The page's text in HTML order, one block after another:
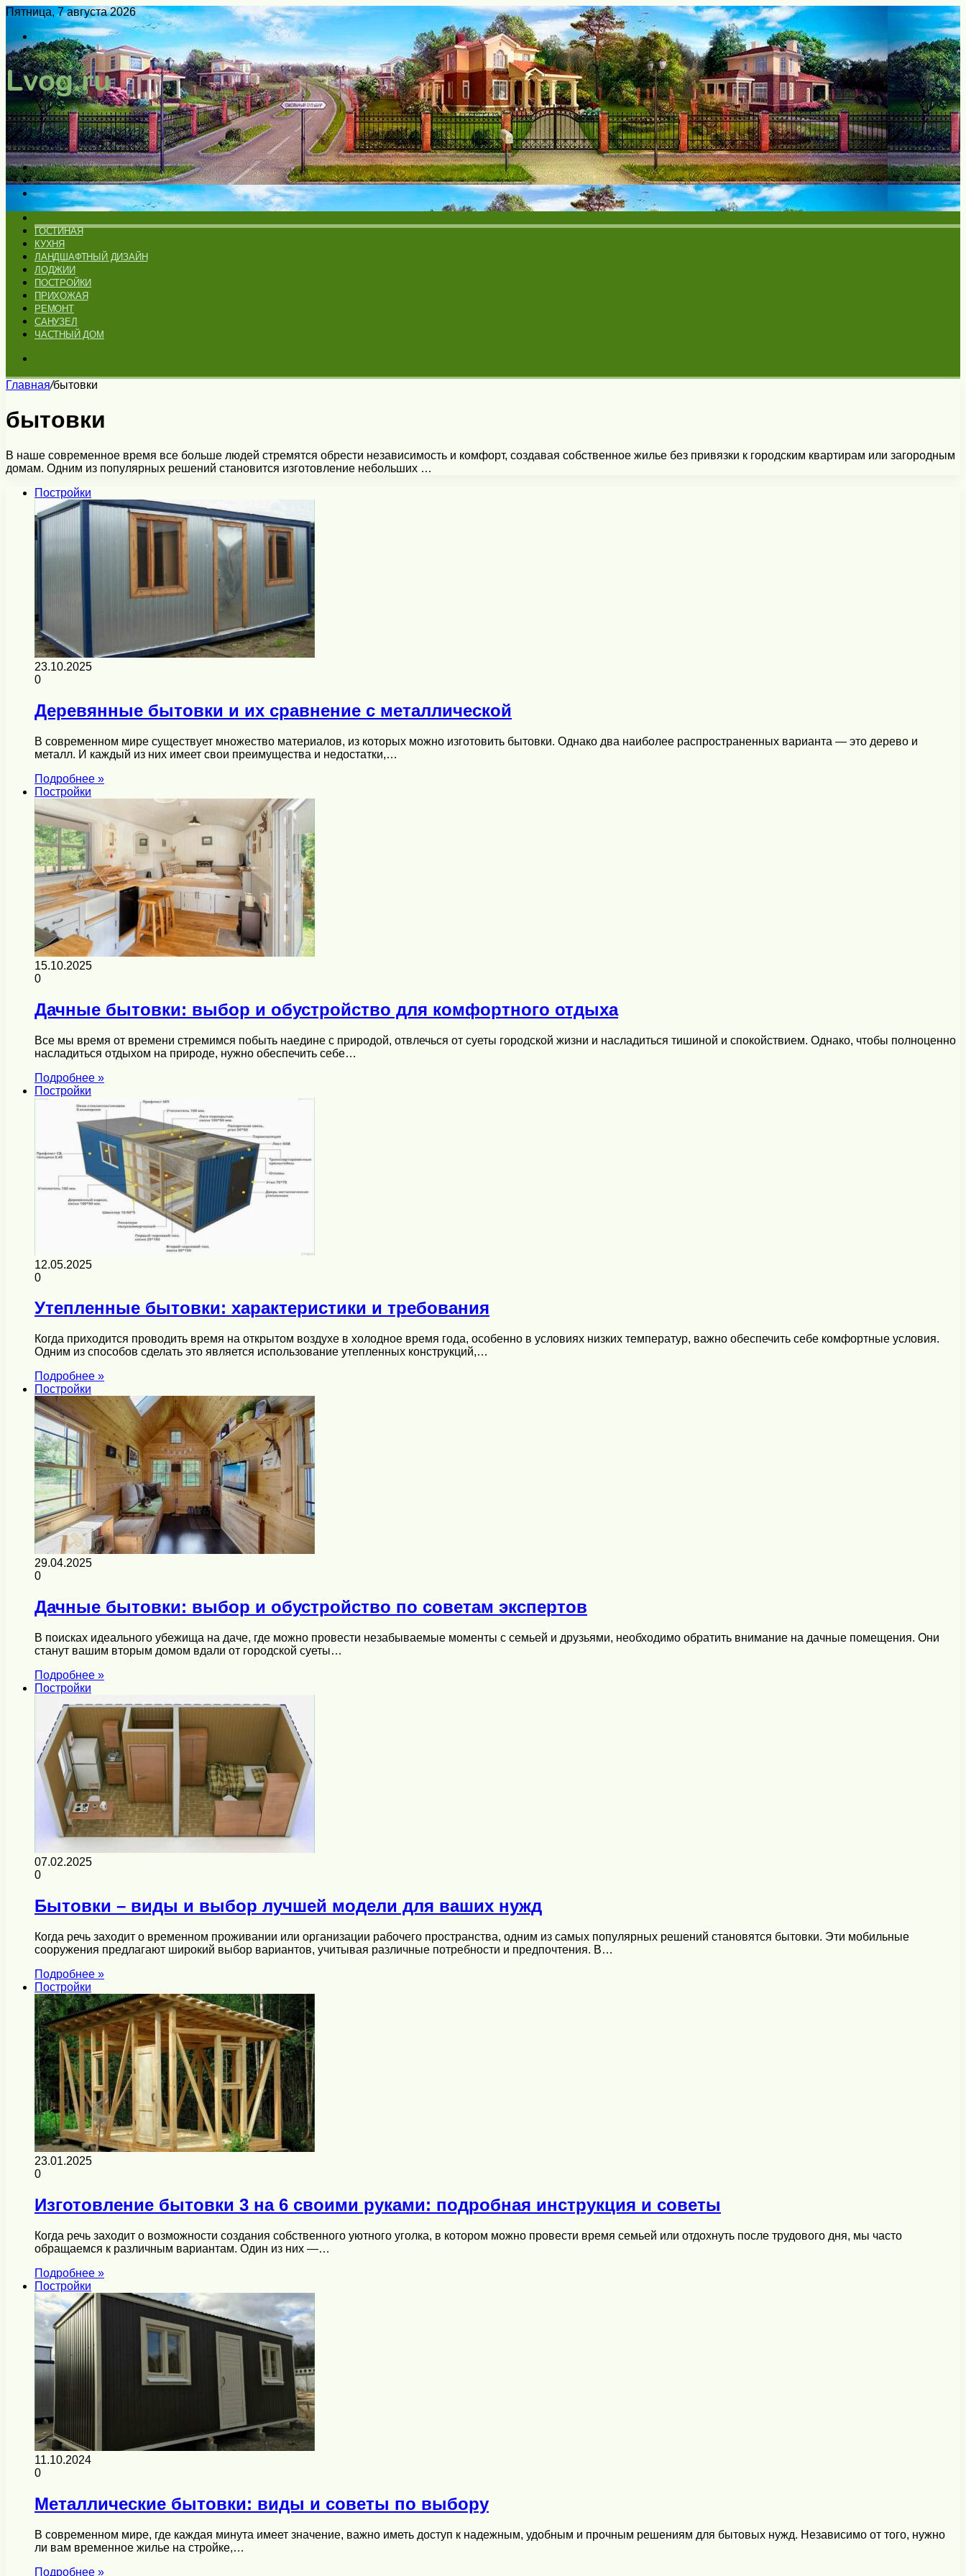
Пятница, 7 августа 2026
Войти
Switch
skin
Меню
Искать
Switch
skin
ГОСТИНАЯ
КУХНЯ
ЛАНДШАФТНЫЙ ДИЗАЙН
ЛОДЖИИ
ПОСТРОЙКИ
ПРИХОЖАЯ
РЕМОНТ
САНУЗЕЛ
ЧАСТНЫЙ ДОМ
Главная/бытовки
бытовки
В наше современное время все больше людей стремятся обрести независимость и комфорт, создавая собственное жилье без привязки к городским квартирам или загородным
домам. Одним из популярных решений становится изготовление небольших …
Постройки
23.10.2025
0
Деревянные бытовки и их сравнение с металлической
В современном мире существует множество материалов, из которых можно изготовить бытовки. Однако два наиболее распространенных варианта — это дерево и
металл. И каждый из них имеет свои преимущества и недостатки,…
Подробнее »
Постройки
15.10.2025
0
Дачные бытовки: выбор и обустройство для комфортного отдыха
Все мы время от времени стремимся побыть наедине с природой, отвлечься от суеты городской жизни и насладиться тишиной и спокойствием. Однако, чтобы полноценно
насладиться отдыхом на природе, нужно обеспечить себе…
Подробнее »
Постройки
12.05.2025
0
Утепленные бытовки: характеристики и требования
Когда приходится проводить время на открытом воздухе в холодное время года, особенно в условиях низких температур, важно обеспечить себе комфортные условия.
Одним из способов сделать это является использование утепленных конструкций,…
Подробнее »
Постройки
29.04.2025
0
Дачные бытовки: выбор и обустройство по советам экспертов
В поисках идеального убежища на даче, где можно провести незабываемые моменты с семьей и друзьями, необходимо обратить внимание на дачные помещения. Они
станут вашим вторым домом вдали от городской суеты…
Подробнее »
Постройки
07.02.2025
0
Бытовки – виды и выбор лучшей модели для ваших нужд
Когда речь заходит о временном проживании или организации рабочего пространства, одним из самых популярных решений становятся бытовки. Эти мобильные
сооружения предлагают широкий выбор вариантов, учитывая различные потребности и предпочтения. В…
Подробнее »
Постройки
23.01.2025
0
Изготовление бытовки 3 на 6 своими руками: подробная инструкция и советы
Когда речь заходит о возможности создания собственного уютного уголка, в котором можно провести время семьей или отдохнуть после трудового дня, мы часто
обращаемся к различным вариантам. Один из них —…
Подробнее »
Постройки
11.10.2024
0
Металлические бытовки: виды и советы по выбору
В современном мире, где каждая минута имеет значение, важно иметь доступ к надежным, удобным и прочным решениям для бытовых нужд. Независимо от того, нужно
ли вам временное жилье на стройке,…
Подробнее »